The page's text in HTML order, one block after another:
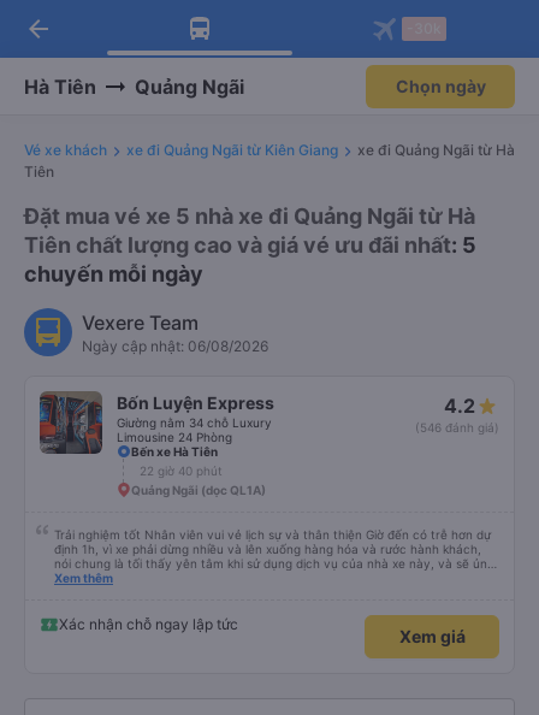
Tải app Vexere ngay!
Nhận ưu đãi thành viên độc
Mở app
Tải app Vexere
-30k/ghế khi đặt vé máy bay qua
Mở app
arrow_back
Hà Tiên Quảng Ngãi Chọn ngày
Vé xe khách xe đi Quảng Ngãi từ Kiên Giang
xe đi Quảng Ngãi từ Hà
Tiên
Đặt mua vé xe 5 nhà xe đi Quảng Ngãi từ Hà
Tiên chất lượng cao và giá vé ưu đãi nhất: 5
chuyến mỗi ngày
Vexere Team
Ngày cập nhật: 06/08/2026
Bốn Luyện Express
Giường nằm 34 chỗ Luxury
Limousine 24 Phòng
4.2
(546 đánh giá)
Bến xe Hà Tiên
22 giờ 40 phút
Quảng Ngãi (dọc QL1A)
Trải nghiệm tốt Nhân viên vui vẻ lịch sự và thân thiện Giờ đến có trễ hơn dự
định 1h, vì xe phải dừng nhiều và lên xuống hàng hóa và rước hành khách,
nói chung là tối thấy yên tâm khi sử dụng dịch vụ của nhà xe này, và sẽ ủng
hộ và giới thiệu cho người thân sử dụng dịch vụ của nhà xe này
Xem thêm
Xác nhận chỗ ngay lập tức
Xem giá